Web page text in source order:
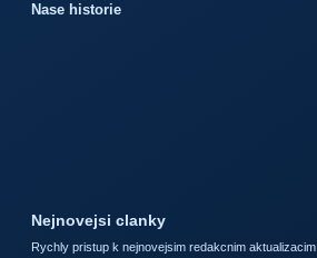
Nase historie
Nejnovejsi clanky
Rychly pristup k nejnovejsim redakcnim aktualizacim.